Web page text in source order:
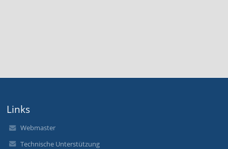
Links
Webmaster
Technische Unterstützung